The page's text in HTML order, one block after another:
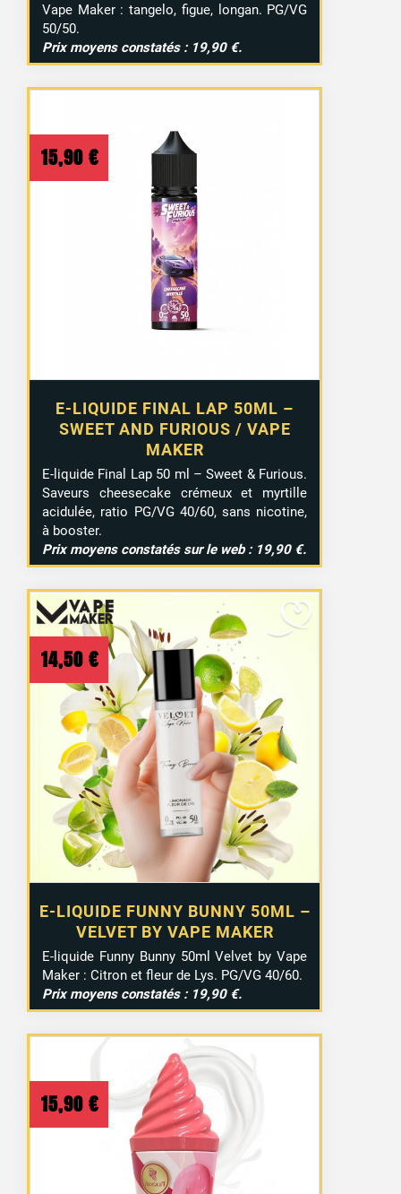
Vape Maker : tangelo, figue, longan. PG/VG
50/50.
Prix moyens constatés : 19,90 €.
E-LIQUIDE FINAL LAP 50ML –
SWEET AND FURIOUS / VAPE
MAKER
15,90 €
E-liquide Final Lap 50 ml – Sweet & Furious.
Saveurs cheesecake crémeux et myrtille
acidulée, ratio PG/VG 40/60, sans nicotine,
à booster.
Prix moyens constatés sur le web : 19,90 €.
E-LIQUIDE FUNNY BUNNY 50ML –
VELVET BY VAPE MAKER
14,50 €
E-liquide Funny Bunny 50ml Velvet by Vape
Maker : Citron et fleur de Lys. PG/VG 40/60.
Prix moyens constatés : 19,90 €.
15,90 €